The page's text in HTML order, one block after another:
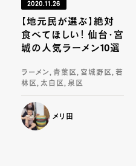
2020.11.26
【地元民が選ぶ】絶対
食べてほしい！ 仙台・宮
城の人気ラーメン10選
ラーメン, 青葉区, 宮城野区, 若
林区, 太白区, 泉区
メリ田